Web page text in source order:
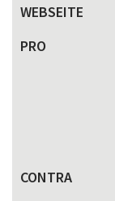
WEBSEITE
PRO
CONTRA